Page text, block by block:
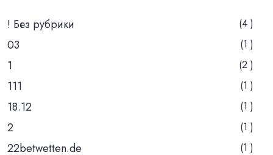
! Без рубрики (4 )
03 (1 )
1 (2 )
111 (1 )
18.12 (1 )
2 (1 )
22betwetten.de (1 )